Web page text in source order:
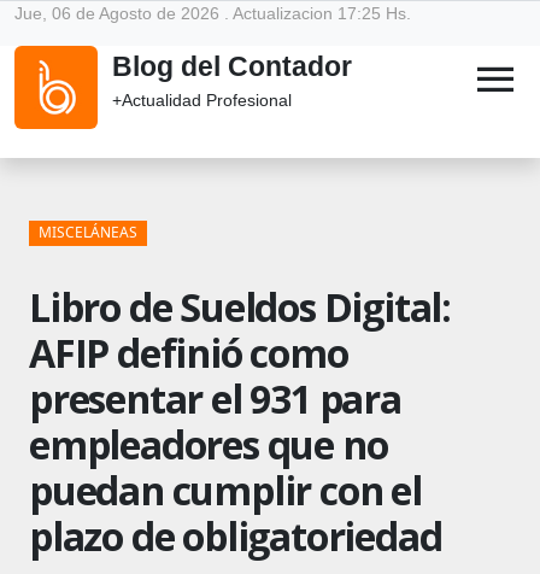
Jue, 06 de Agosto de 2026 . Actualizacion 17:25 Hs.
Blog del Contador
+Actualidad Profesional menu
MISCELÁNEAS
Libro de Sueldos Digital:
AFIP definió como
presentar el 931 para
empleadores que no
puedan cumplir con el
plazo de obligatoriedad